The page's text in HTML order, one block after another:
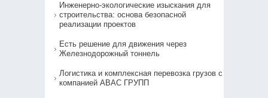
Инженерно-экологические изыскания для
строительства: основа безопасной
реализации проектов
Есть решение для движения через
Железнодорожный тоннель
Логистика и комплексная перевозка грузов с
компанией АВАС ГРУПП